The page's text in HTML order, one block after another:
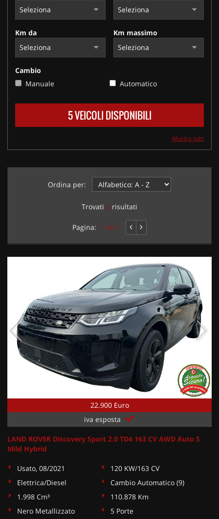
Km da Km massimo
Cambio
Manuale
Automatico
5 VEICOLI DISPONIBILI
Mostra tutti
Ordina per:
Trovati 5 risultati
Pagina: 1 di 1
22.900 Euro
iva esposta
LAND ROVER Discovery Sport 2.0 TD4 163 CV AWD Auto S
Mild Hybrid
Usato, 08/2021
120 KW/163 CV
Elettrica/Diesel
Cambio Automatico (9)
1.998 Cm³
110.878 Km
Nero Metallizzato
5 Porte